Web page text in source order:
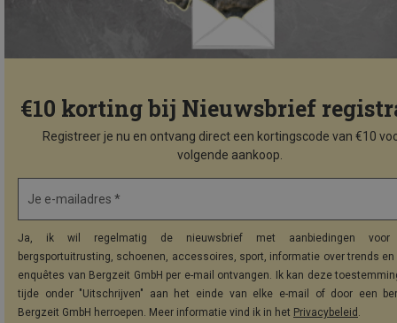
€10 korting bij Nieuwsbrief
Registreer je nu en ontvang direct een kortingscode van €10
volgende aankoop.
Je e-mailadres *
Ja, ik wil regelmatig de nieuwsbrief met aanbiedingen voor
bergsportuitrusting, schoenen, accessoires, sport, informatie over trends
enquêtes van Bergzeit GmbH per e-mail ontvangen. Ik kan deze
tijde onder "Uitschrijven" aan het einde van elke e-mail of door een
Bergzeit GmbH herroepen. Meer informatie vind ik in het Privacybeleid .